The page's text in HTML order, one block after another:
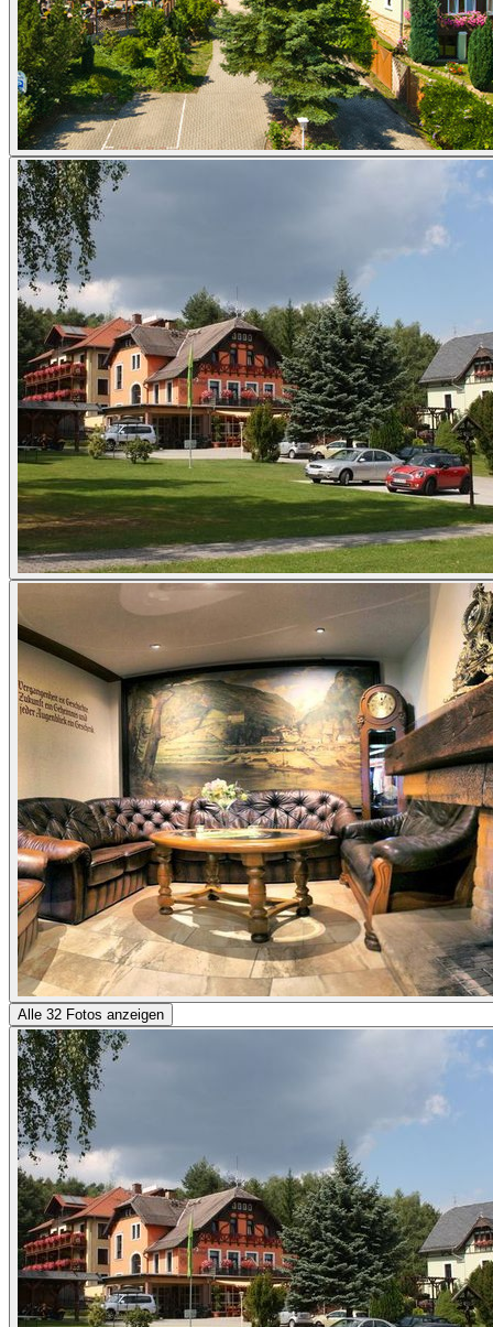
Alle 32 Fotos anzeigen